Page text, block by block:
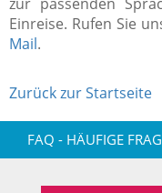
Einreise. Rufen Sie
Mail.
Zurück zur Startseite
FAQ - HÄUFIGE